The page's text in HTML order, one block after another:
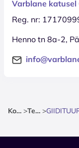
Varblane katusel
Reg. nr:
Henno tn 8a-2,
Kotisivu > Teatteri >